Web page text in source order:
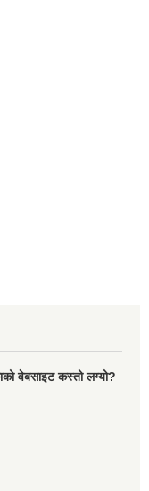
वेबसाइट कस्तो लग्यो?